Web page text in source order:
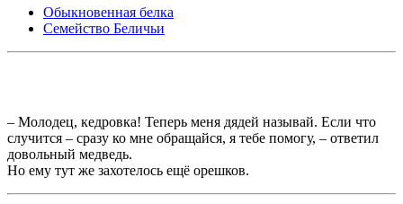
Обыкновенная белка
Семейство Беличьи
– Молодец, кедровка! Теперь меня дядей называй. Если что
случится – сразу ко мне обращайся, я тебе помогу, – ответил
довольный медведь.
Но ему тут же захотелось ещё орешков.